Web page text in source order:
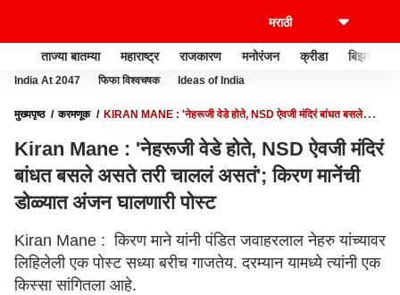
ताज्या बातम्या महाराष्ट्र राजकारण मनोरंजन क्रीडा बिझनेस
India At 2047 फिफा विश्वचषक Ideas of India
मुख्यपृष्ठ करमणूक
KIRAN MANE : 'नेहरूजी वेडे होते, NSD ऐवजी मंदिरं बांधत बसले
Kiran Mane : 'नेहरूजी वेडे होते, NSD ऐवजी मंदिरं
बांधत बसले असते तरी चाललं असतं'; किरण मानेंची
डोळ्यात अंजन घालणारी पोस्ट
Kiran Mane : किरण माने यांनी पंडित जवाहरलाल नेहरु यांच्यावर
लिहिलेली एक पोस्ट सध्या बरीच गाजतेय. दरम्यान यामध्ये त्यांनी एक
किस्सा सांगितला आहे.